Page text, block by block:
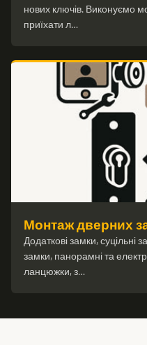
нових ключів. Виконуємо
приїхати л…
Монтаж дверних
Додаткові замки, суцільні
замки, панорамні та
ланцюжки, з…